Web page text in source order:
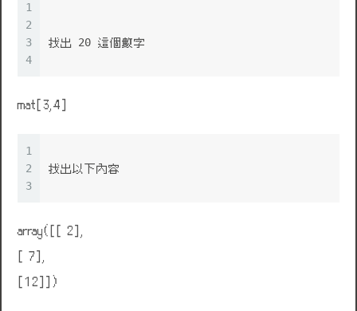
1
2
3
4
找出 20 這個數字
mat[3,4]
1
2
3
找出以下內容
array([[ 2],
[ 7],
[12]])